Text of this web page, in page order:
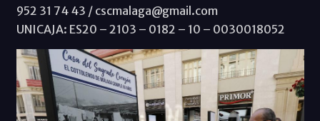
952 31 74 43 / cscmalaga@gmail.com
UNICAJA: ES20 – 2103 – 0182 – 10 – 0030018052